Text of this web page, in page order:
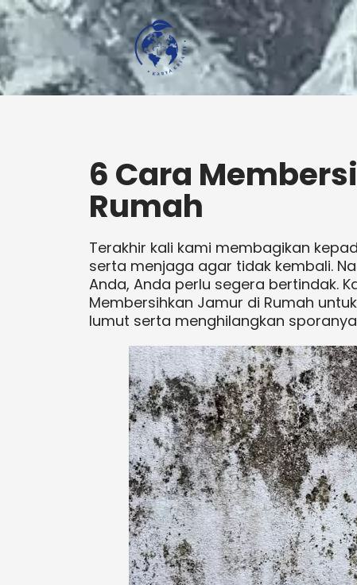
6 Cara
Rumah
Terakhir kali kami membagikan
serta menjaga agar tidak kembali.
Anda, Anda perlu segera bertindak.
Membersihkan Jamur di Rumah
lumut serta menghilangkan